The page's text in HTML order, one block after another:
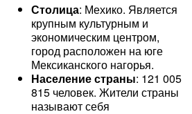
Столица: Мехико. Является
крупным культурным и
экономическим центром,
город расположен на юге
Мексиканского нагорья.
Население страны: 121 005
815 человек. Жители страны
называют себя